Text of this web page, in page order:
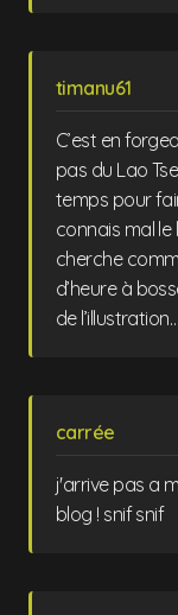
timanu61
C’est en
pas du Lao
temps pour
connais mal
cherche
d’heure à
de
carrée
j'arrive pas a
blog ! snif snif